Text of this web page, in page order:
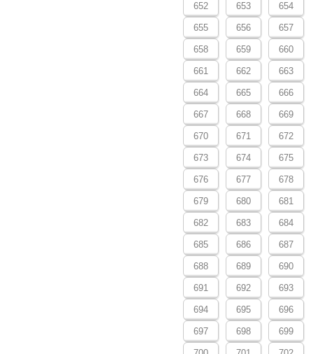
652 653 654
655 656 657
658 659 660
661 662 663
664 665 666
667 668 669
670 671 672
673 674 675
676 677 678
679 680 681
682 683 684
685 686 687
688 689 690
691 692 693
694 695 696
697 698 699